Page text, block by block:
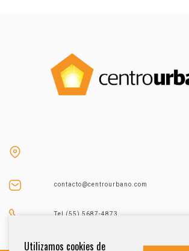
contacto@centrourbano.com
Tel (55) 5687-4873
Utilizamos cookies de